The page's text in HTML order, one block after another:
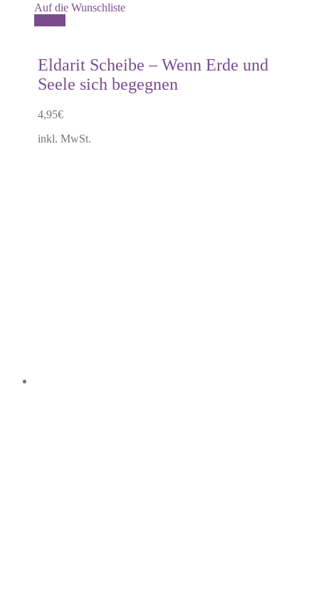
Auf die Wunschliste
Eldarit Scheibe – Wenn Erde und
Seele sich begegnen
4,95€
inkl. MwSt.